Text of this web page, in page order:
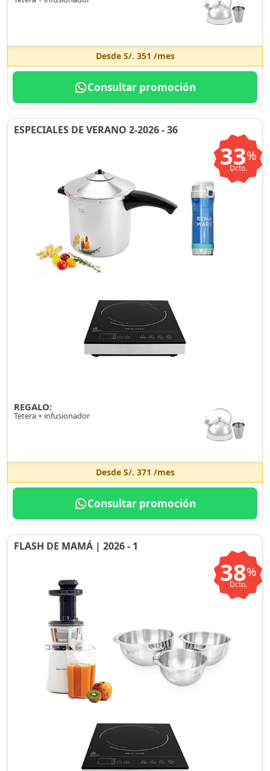
Desde S/. 351 /mes
Consultar promoción
ESPECIALES DE VERANO 2-2026 - 36
33%
Dcto.
REGALO:
Tetera + infusionador
Desde S/. 371 /mes
Consultar promoción
FLASH DE MAMÁ | 2026 - 1
38%
Dcto.